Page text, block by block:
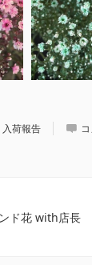
入荷報告
ド花 with店長